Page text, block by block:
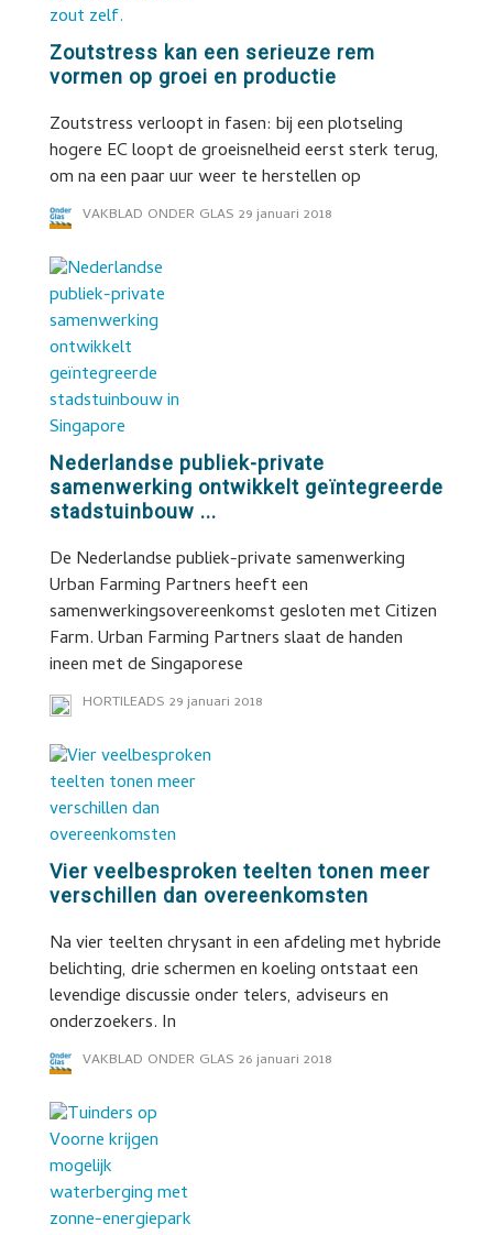
Zoutstress kan een serieuze rem
vormen op groei en productie
Zoutstress verloopt in fasen: bij een plotseling
hogere EC loopt de groeisnelheid eerst sterk terug,
om na een paar uur weer te herstellen op
VAKBLAD ONDER GLAS 29 januari 2018
Nederlandse publiek-private
samenwerking ontwikkelt geïntegreerde
stadstuinbouw ...
De Nederlandse publiek-private samenwerking
Urban Farming Partners heeft een
samenwerkingsovereenkomst gesloten met Citizen
Farm. Urban Farming Partners slaat de handen
ineen met de Singaporese
HORTILEADS 29 januari 2018
Vier veelbesproken teelten tonen meer
verschillen dan overeenkomsten
Na vier teelten chrysant in een afdeling met hybride
belichting, drie schermen en koeling ontstaat een
levendige discussie onder telers, adviseurs en
onderzoekers. In
VAKBLAD ONDER GLAS 26 januari 2018